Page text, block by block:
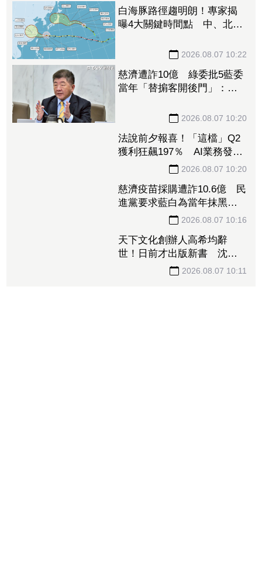
白海豚路徑趨明朗！專家揭
曝4大關鍵時間點 中、北部
2026.08.07 10:22
慈濟遭詐10億 綠委批5藍委
當年「替掮客開後門」：造
2026.08.07 10:20
法說前夕報喜！「這檔」Q2
獲利狂飆197％ AI業務發威
看旺下半年
2026.08.07 10:20
慈濟疫苗採購遭詐10.6億 民
進黨要求藍白為當年抹黑防
2026.08.07 10:16
天下文化創辦人高希均辭